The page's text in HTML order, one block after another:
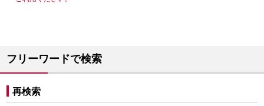
フリーワードで検索
再検索